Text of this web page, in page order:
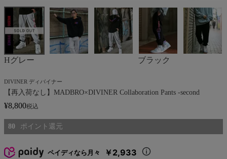
Hグレー ブラック
DIVINER ディバイナー
【再入荷なし】MADBRO×DIVINER Collaboration Pants -second
¥8,800税込
80
ペイディなら月々 ￥2,933